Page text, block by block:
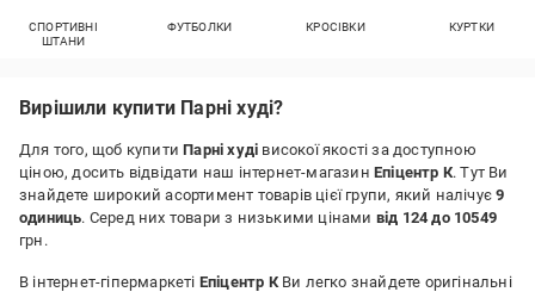
СПОРТИВНІ
ШТАНИ
ФУТБОЛКИ КРОСІВКИ КУРТКИ
Вирішили купити Парні худі?
Для того, щоб купитиПарні худі високої якості за доступною
ціною, досить відвідати наш інтернет-магазин Епіцентр К. Тут Ви
знайдете широкий асортимент товарів цієї групи, який налічує9
одиниць. Серед них товари з низькими цінами від 124 до 10549
грн.
В інтернет-гіпермаркеті Епіцентр КВи легко знайдете оригінальні